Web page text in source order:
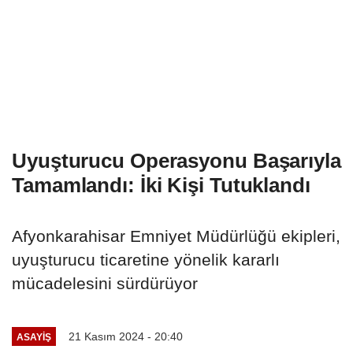
Uyuşturucu Operasyonu Başarıyla
Tamamlandı: İki Kişi Tutuklandı
Afyonkarahisar Emniyet Müdürlüğü ekipleri,
uyuşturucu ticaretine yönelik kararlı
mücadelesini sürdürüyor
ASAYIŞ 21 Kasım 2024 - 20:40